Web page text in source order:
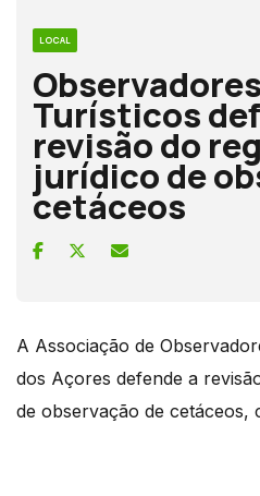
LOCAL
Turísticos
revisão do
jurídico de
cetáceos
A Associação de
dos Açores defende a
de observação de cetáceos,